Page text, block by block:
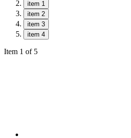
item 1
item 2
item 3
item 4
Item 1 of 5